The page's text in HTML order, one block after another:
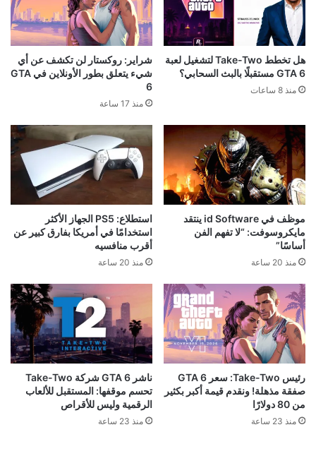
هل تخطط Take-Two لتشغيل لعبة
GTA 6 مستقبلًا بالبث السحابي؟
منذ 8 ساعات
شراير: روكستار لن تكشف عن أي
شيء يتعلق بطور الأونلاين في GTA
6
منذ 17 ساعة
موظف في id Software ينتقد
مايكروسوفت: “لا تفهم الفن
أساسًا”
منذ 20 ساعة
استطلاع: PS5 الجهاز الأكثر
استخدامًا في أمريكا بفارق كبير عن
أقرب منافسيه
منذ 20 ساعة
رئيس Take-Two: سعر GTA 6
صفقة مذهلة! ونقدم قيمة أكبر بكثير
من 80 دولارًا
منذ 23 ساعة
ناشر GTA 6 شركة Take-Two
تحسم موقفها: المستقبل للألعاب
الرقمية وليس للأقراص
منذ 23 ساعة